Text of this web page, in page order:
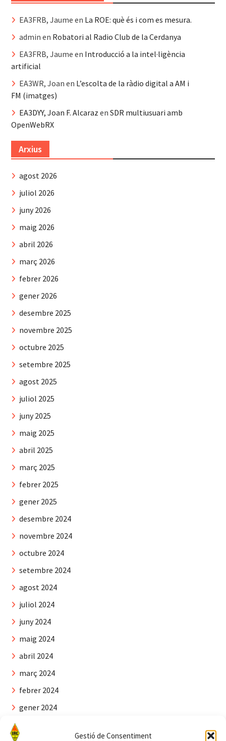
Gestió de Consentiment
EA3FRB, Jaume en La ROE: què és i com es mesura.
admin en Robatori al Radio Club de la Cerdanya
EA3FRB, Jaume en Introducció a la intel·ligència
artificial
EA3WR, Joan en L’escolta de la ràdio digital a AM i
FM (imatges)
EA3DYY, Joan F. Alcaraz en SDR multiusuari amb
OpenWebRX
Arxius
agost 2026
juliol 2026
juny 2026
maig 2026
abril 2026
març 2026
febrer 2026
gener 2026
desembre 2025
novembre 2025
octubre 2025
setembre 2025
agost 2025
juliol 2025
juny 2025
maig 2025
abril 2025
març 2025
febrer 2025
gener 2025
desembre 2024
novembre 2024
octubre 2024
setembre 2024
agost 2024
juliol 2024
juny 2024
maig 2024
abril 2024
març 2024
febrer 2024
gener 2024